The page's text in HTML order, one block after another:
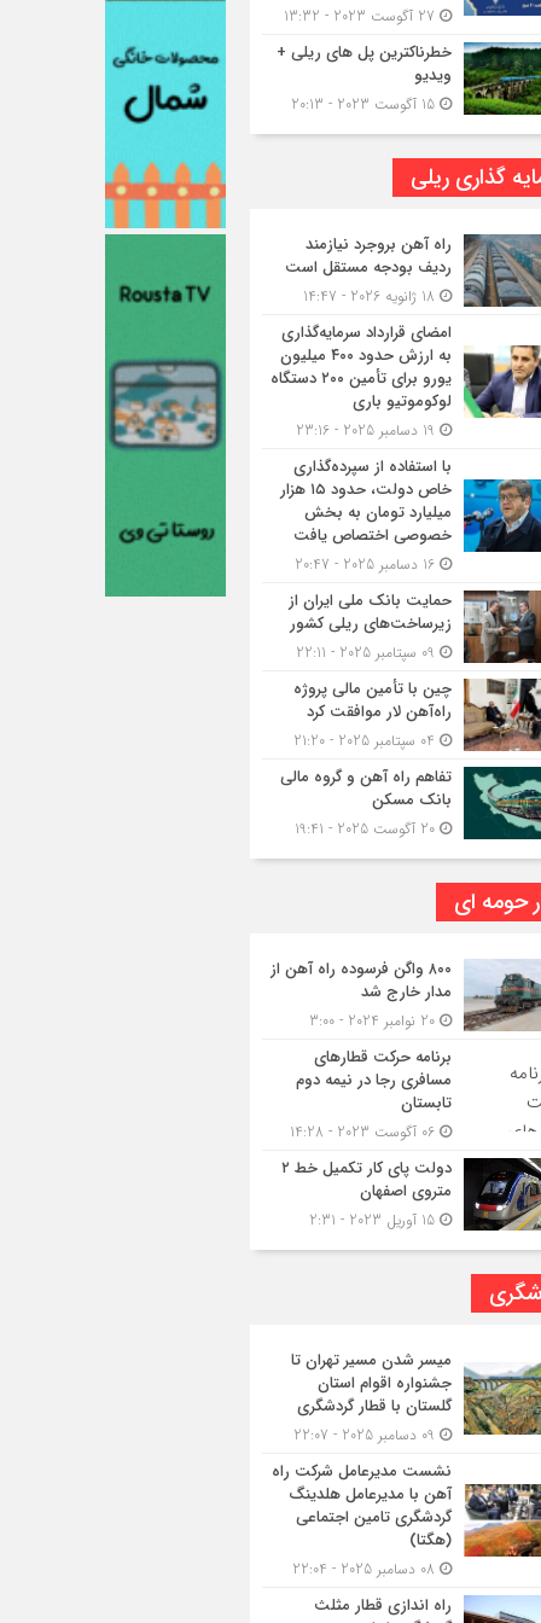
خطرناکترین پل های ریلی +
ویدیو
گذاری ریلی
راه آهن بروجرد نیازمند
ردیف بودجه مستقل است
امضای قرارداد سرمایه‌گذاری
به ارزش حدود ۴۰۰ میلیون
یورو برای تأمین ۲۰۰ دستگاه
لوکوموتیو باری
با استفاده از سپرده‌گذاری
خاص دولت، حدود ۱۵ هزار
میلیارد تومان به بخش
خصوصی اختصاص یافت
حمایت بانک ملی ایران از
زیرساخت‌های ریلی کشور
چین با تأمین مالی پروژه
راه‌آهن لار موافقت کرد
تفاهم راه آهن و گروه مالی
بانک مسکن
حومه ای
۸۰۰ واگن فرسوده راه آهن از
مدار خارج شد
برنامه حرکت قطارهای
مسافری رجا در نیمه دوم
تابستان
دولت پای کار تکمیل خط ۲
متروی اصفهان
میسر شدن مسیر تهران تا
جشنواره اقوام استان
گلستان با قطار گردشگری
نشست مدیرعامل شرکت راه
آهن با مدیرعامل هلدینگ
گردشگری تامین اجتماعی
(هگتا)
راه اندازی قطار مثلث